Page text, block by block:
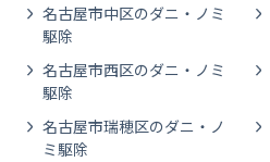
名古屋市中区のダニ・ノミ
駆除
名古屋市西区のダニ・ノミ
駆除
名古屋市瑞穂区のダニ・ノ
ミ駆除